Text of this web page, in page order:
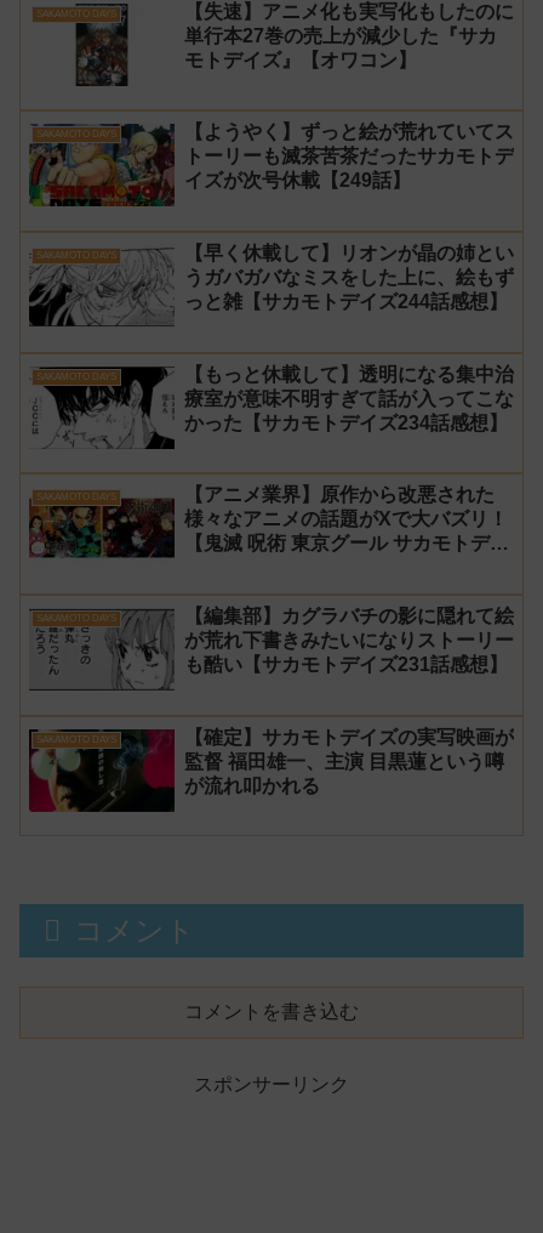
SAKAMOTO DAYS
【失速】アニメ化も実写化もしたのに
単行本27巻の売上が減少した『サカ
モトデイズ』【オワコン】
SAKAMOTO DAYS
【ようやく】ずっと絵が荒れていてス
トーリーも滅茶苦茶だったサカモトデ
イズが次号休載【249話】
SAKAMOTO DAYS
【早く休載して】リオンが晶の姉とい
うガバガバなミスをした上に、絵もず
っと雑【サカモトデイズ244話感想】
SAKAMOTO DAYS
【もっと休載して】透明になる集中治
療室が意味不明すぎて話が入ってこな
かった【サカモトデイズ234話感想】
SAKAMOTO DAYS
【アニメ業界】原作から改悪された
様々なアニメの話題がXで大バズリ！
【鬼滅 呪術 東京グール サカモトデイ
SAKAMOTO DAYS
【編集部】カグラバチの影に隠れて絵
が荒れ下書きみたいになりストーリー
も酷い【サカモトデイズ231話感想】
SAKAMOTO DAYS
【確定】サカモトデイズの実写映画が
監督 福田雄一、主演 目黒蓮という噂
が流れ叩かれる
コメント
コメントを書き込む
スポンサーリンク